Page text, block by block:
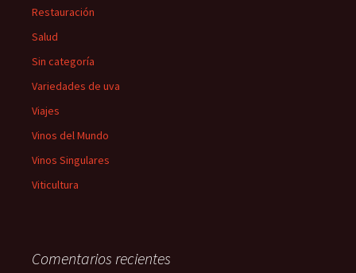
Restauración
Salud
Sin categoría
Variedades de uva
Viajes
Vinos del Mundo
Vinos Singulares
Viticultura
Comentarios recientes